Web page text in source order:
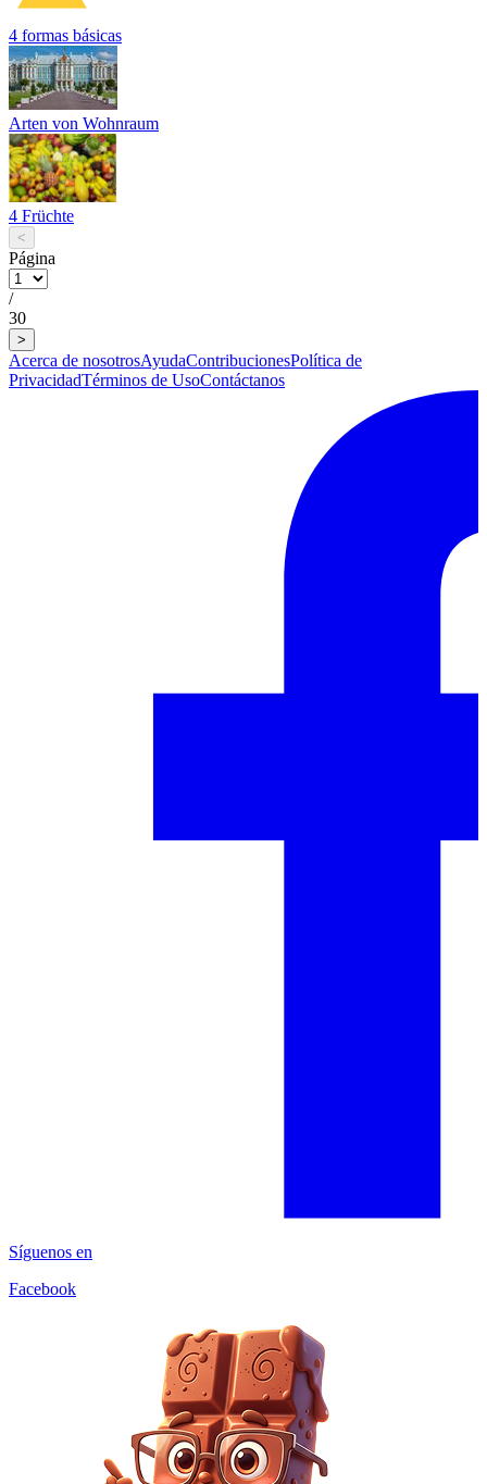
4 formas básicas
Arten von Wohnraum
4 Früchte
<
Página
/
30
>
Acerca de nosotrosAyudaContribucionesPolítica de
PrivacidadTérminos de UsoContáctanos
Síguenos en
Facebook